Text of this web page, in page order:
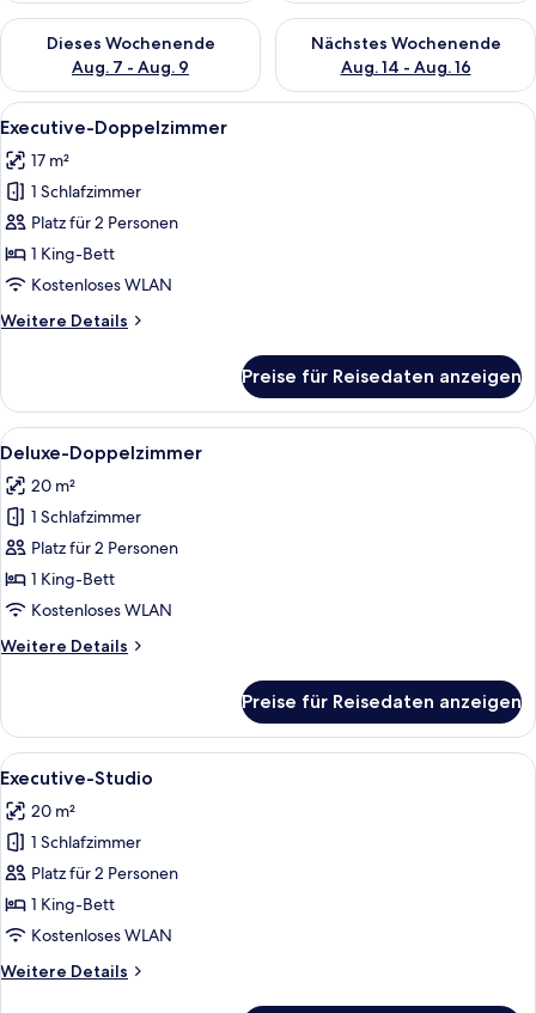
Dieses Wochenende
Aug. 7 - Aug. 9
Überprüfe die Verfügbarkeit für dieses Wochenende, Aug. 7
Nächstes Wochenende
Aug. 14 - Aug. 16
Überprüfe die Verfügbarkeit
Alle
Fotos
für
Executive-
Doppelzimmer
anzeigen
Ein Hotelzimmer mit einem großen
4
Executive-Doppelzimmer
17 m²
1 Schlafzimmer
Platz für 2 Personen
1 King-Bett
Kostenloses WLAN
Weitere Details
Weitere
Doppelzimmer
Preise für Reisedaten anzeigen
Alle
Fotos
für
Deluxe-
Doppelzimmer
anzeigen
Ein modernes Hotelzimmer mit
4
Deluxe-Doppelzimmer
20 m²
1 Schlafzimmer
Platz für 2 Personen
1 King-Bett
Kostenloses WLAN
Weitere Details
Weitere
Doppelzimmer
Preise für Reisedaten anzeigen
Alle
Fotos
für
Executive-
Studio
anzeigen
Executive-Studio |
13
Executive-Studio
20 m²
1 Schlafzimmer
Platz für 2 Personen
1 King-Bett
Kostenloses WLAN
Weitere Details
Weitere